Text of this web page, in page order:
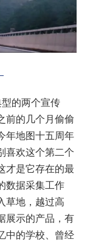
的两个宣传
前的几个月偷偷
年地图十五周年
喜欢这个第二个
是它存在的最
数据采集工作
草地，越过高
展示的产品，有
中的学校、曾经